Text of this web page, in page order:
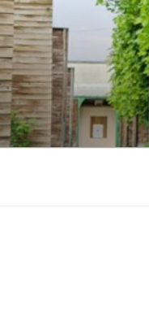
Aller
au
contenu
principal